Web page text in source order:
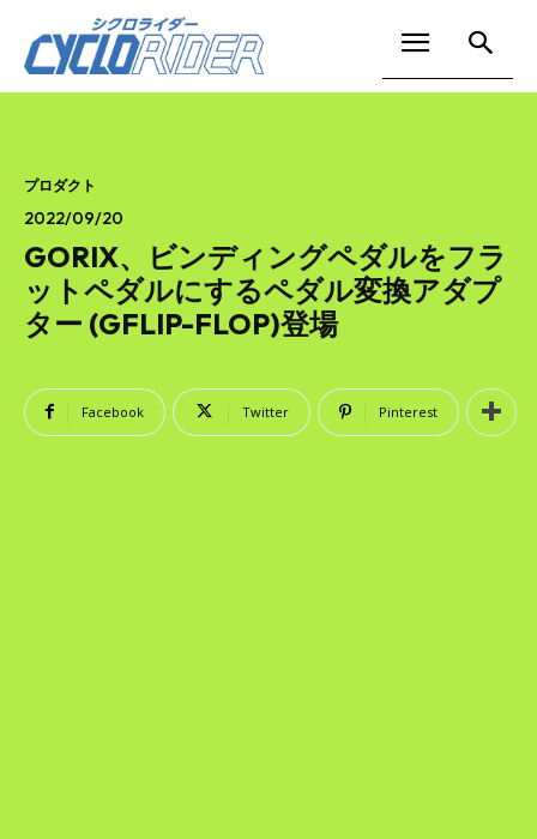
プロダクト
2022/09/20
GORIX、ビンディングペダルをフラ
ットペダルにするペダル変換アダプ
ター (GFLIP-FLOP)登場
Facebook Twitter Pinterest